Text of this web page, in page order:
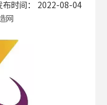
时间： 2022-08-04
网